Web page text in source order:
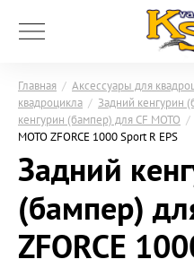
Главная / Аксессуары для
квадроцикла / Задний кенгурин
кенгурин (бампер) для СF MOTO /
MOTO ZFORCE 1000 Sport R EPS
Задний
(бампер)
ZFORCE